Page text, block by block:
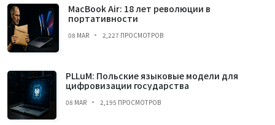
MacBook Air: 18 лет революции в
портативности
08 MAR 2,227 ПРОСМОТРОВ
PLLuM: Польские языковые модели для
цифровизации государства
08 MAR 2,195 ПРОСМОТРОВ